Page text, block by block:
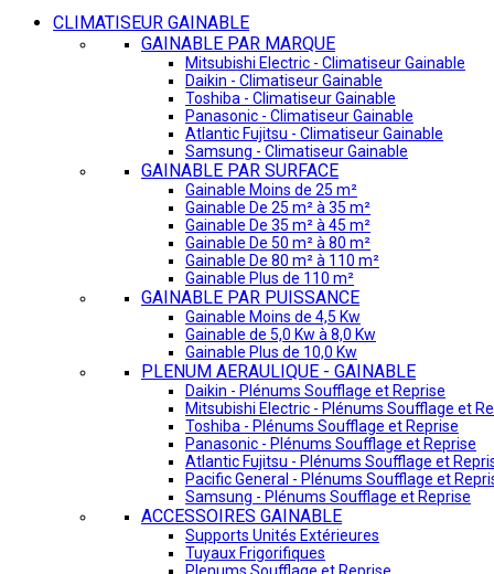
CLIMATISEUR GAINABLE
GAINABLE PAR MARQUE
Mitsubishi Electric - Climatiseur Gainable
Daikin - Climatiseur Gainable
Toshiba - Climatiseur Gainable
Panasonic - Climatiseur Gainable
Atlantic Fujitsu - Climatiseur Gainable
Samsung - Climatiseur Gainable
GAINABLE PAR SURFACE
Gainable Moins de 25 m²
Gainable De 25 m² à 35 m²
Gainable De 35 m² à 45 m²
Gainable De 50 m² à 80 m²
Gainable De 80 m² à 110 m²
Gainable Plus de 110 m²
GAINABLE PAR PUISSANCE
Gainable Moins de 4,5 Kw
Gainable de 5,0 Kw à 8,0 Kw
Gainable Plus de 10,0 Kw
PLENUM AERAULIQUE - GAINABLE
Daikin - Plénums Soufflage et Reprise
Mitsubishi Electric - Plénums Soufflage et
Toshiba - Plénums Soufflage et Reprise
Panasonic - Plénums Soufflage et Reprise
Atlantic Fujitsu - Plénums Soufflage et
Pacific General - Plénums Soufflage et
Samsung - Plénums Soufflage et Reprise
ACCESSOIRES GAINABLE
Supports Unités Extérieures
Tuyaux Frigorifiques